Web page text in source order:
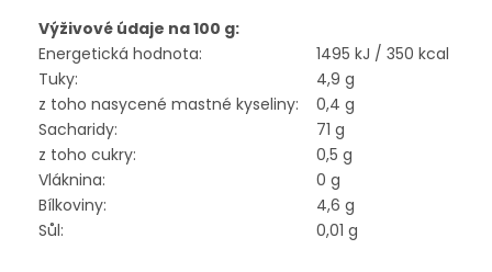
Výživové údaje na 100 g:
Energetická hodnota:
1495 kJ / 350 kcal
Tuky:
4,9 g
z toho nasycené mastné kyseliny:
0,4 g
Sacharidy:
71 g
z toho cukry:
0,5 g
Vláknina:
0 g
Bílkoviny:
4,6 g
Sůl:
0,01 g